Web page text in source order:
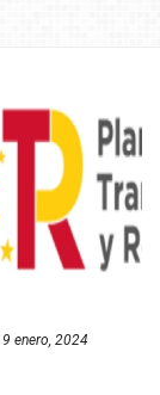
9 enero, 2024